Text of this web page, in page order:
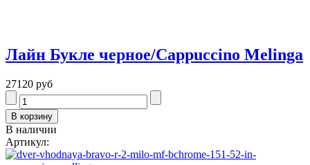
Лайн Букле черное/Cappuccino Melinga
27120 руб
В наличии
Артикул: